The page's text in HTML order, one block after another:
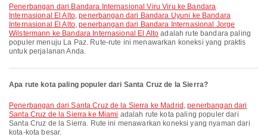
penerbangan dari Bandara Internasional Viru Viru ke Bandara
Internasional El Alto,penerbangan dari Bandara Uyuni ke Bandara
Internasional El Alto,penerbangan dari Bandara Internasional Jorge
Wilstermann ke Bandara Internasional El Alto adalah rute bandara paling
populer menuju La Paz. Rute-rute ini menawarkan koneksi yang praktis
untuk perjalanan Anda.
Apa rute kota paling populer dari Santa Cruz de la Sierra?
penerbangan dari Santa Cruz de la Sierra ke Madrid ,penerbangan dari
Santa Cruz de la Sierra ke Miami adalah rute kota paling populer dari
Santa Cruz de la Sierra. Rute ini menawarkan koneksi yang nyaman dari
kota-kota besar.